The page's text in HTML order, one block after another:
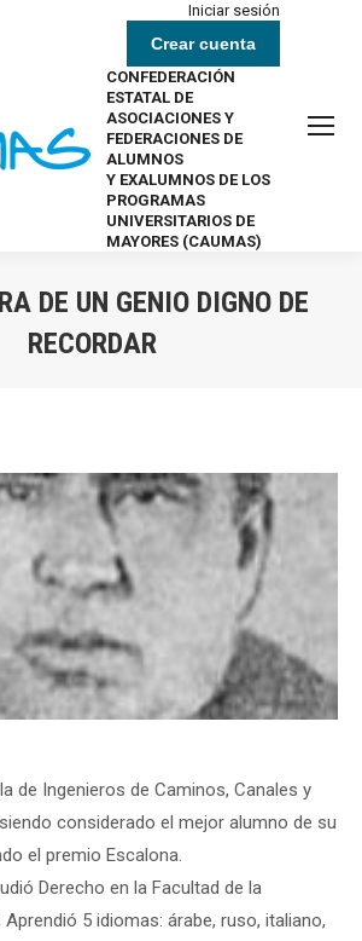
Iniciar sesión
Crear cuenta
CONFEDERACIÓN
ESTATAL DE
ASOCIACIONES Y
FEDERACIONES DE
ALUMNOS
Y EXALUMNOS DE LOS
PROGRAMAS
UNIVERSITARIOS DE
MAYORES (CAUMAS)
DE UN GENIO DIGNO DE
RECORDAR
de Ingenieros de Caminos, Canales y
considerado el mejor alumno de su
el premio Escalona.
Derecho en la Facultad de la
Aprendió 5 idiomas: árabe, ruso, italiano,